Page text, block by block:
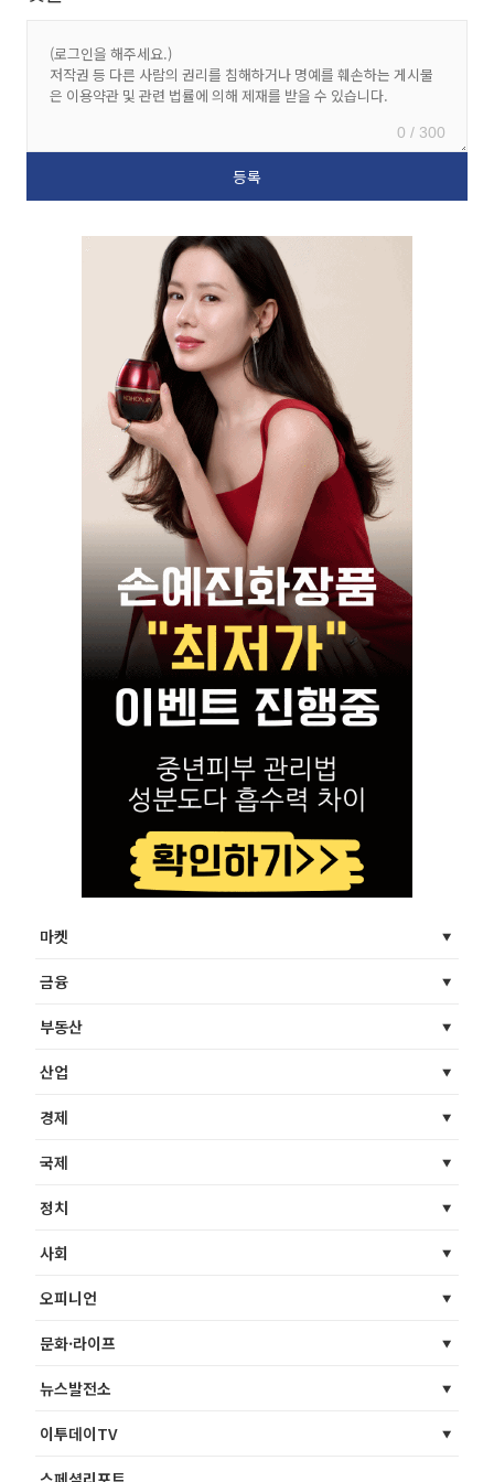
0 / 300
마켓
금융
부동산
산업
경제
국제
정치
사회
오피니언
문화·라이프
뉴스발전소
이투데이TV